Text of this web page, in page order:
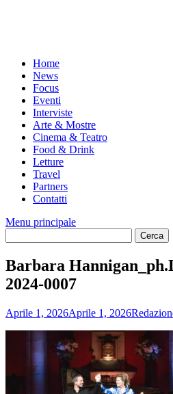
Home
News
Focus
Eventi
Interviste
Arte & Mostre
Cinema & Teatro
Food & Drink
Letture
Travel
Partners
Contatti
Menu principale
Barbara
2024-0007
Aprile 1, 2026Aprile 1, 2026